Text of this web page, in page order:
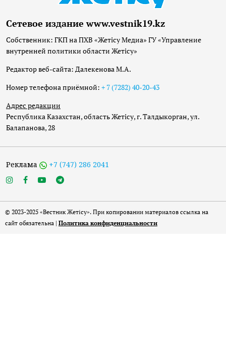
Сетевое издание www.vestnik19.kz
Собственник: ГКП на ПХВ «Жетісу Медиа» ГУ «Управление
внутренней политики области Жетісу»
Редактор веб-сайта: Далекенова М.А.
Номер телефона приёмной: + 7 (7282) 40-20-43
Адрес редакции
Республика Казахстан, область Жетісу, г. Талдыкорган, ул.
Балапанова, 28
Реклама +7 (747) 286 2041
© 2023-2025 «Вестник Жетісу». При копировании материалов ссылка на
сайт обязательна | Политика конфиденциальности